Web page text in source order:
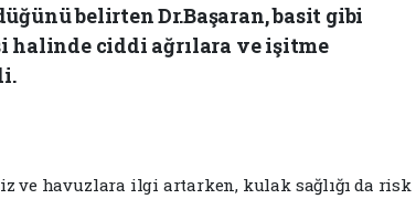
belirten Dr.Başaran, basit gibi
ciddi ağrılara ve işitme
ve havuzlara ilgi artarken, kulak sağlığı da risk